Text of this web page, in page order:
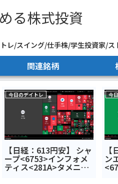
る株式投資
レ/スイング/仕手株/学生投資家/ス
関連銘柄
今日のデイトレ
【日経：613円安】 シャ
ープ<6753>インフォメ
ティス<281A>タメニー
<6181>今日のデイトレ6
今
ン